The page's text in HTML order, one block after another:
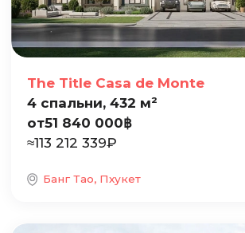
The Title Casa de Monte
4 спальни, 432 м²
от51 840 000฿
≈113 212 339₽
Банг Тао, Пхукет